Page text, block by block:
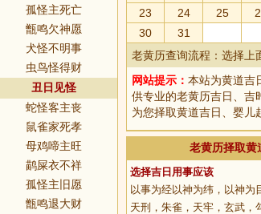
孤怪主死亡
甑鸣欠神愿
犬怪不明事
虫鸟怪得财
丑日见怪
蛇怪客主丧
鼠雀家死孝
母鸡啼主旺
鹋屎衣不祥
孤怪主旧愿
甑鸣退大财
23
24 25
30
31
老黄历查询流程：选择上
网站提示： 本站为黄道吉
供专业的老黄历吉日、吉
为您择取黄道吉日、婴儿
老黄历择取黄
选择吉日用事应该
以事为经以神为纬，以神为
天刑，朱雀，天牢，玄武